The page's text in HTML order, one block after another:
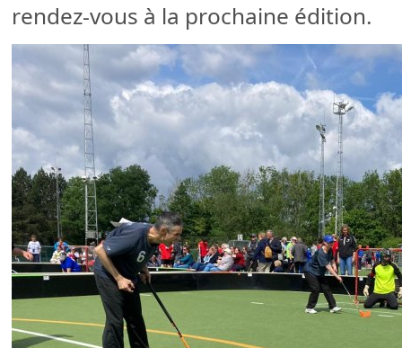
rendez-vous à la prochaine édition.